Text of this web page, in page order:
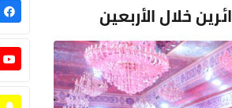
خلال الأربعين